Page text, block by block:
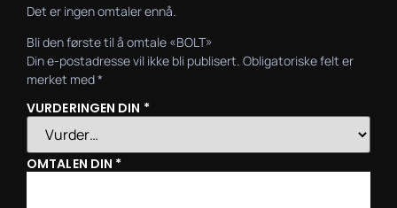
Det er ingen omtaler ennå.
Bli den første til å omtale «BOLT»
Din e-postadresse vil ikke bli publisert. Obligatoriske felt er
merket med*
VURDERINGEN DIN *
OMTALEN DIN *